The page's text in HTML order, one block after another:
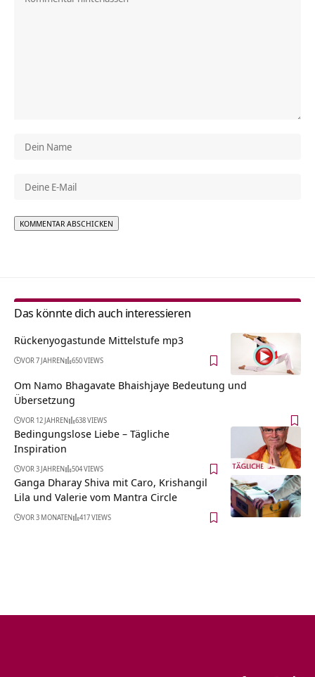
Das könnte dich auch interessieren
Rückenyogastunde Mittelstufe mp3
VOR 7 JAHREN 650 VIEWS
Om Namo Bhagavate Bhaishjaye Bedeutung und
Übersetzung
VOR 12 JAHREN 638 VIEWS
Bedingungslose Liebe – Tägliche
Inspiration
VOR 3 JAHREN 504 VIEWS
Ganga Dharay Shiva mit Caro, Krishangil
Lila und Valerie vom Mantra Circle
VOR 3 MONATEN 417 VIEWS